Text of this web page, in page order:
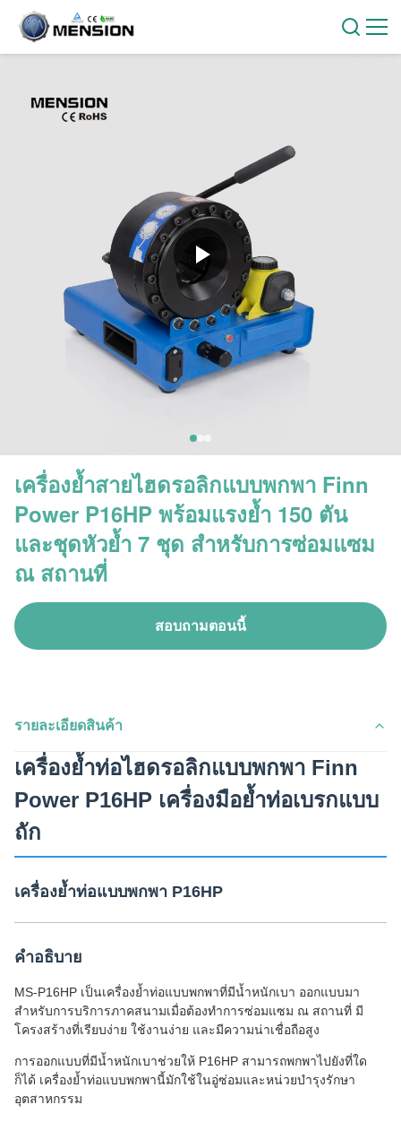
เครื่องย้ำสายไฮดรอลิกแบบพกพา Finn
Power P16HP พร้อมแรงย้ำ 150 ตัน
และชุดหัวย้ำ 7 ชุด สำหรับการซ่อมแซม
ณ สถานที่
สอบถามตอนนี้
รายละเอียดสินค้า
เครื่องย้ำท่อไฮดรอลิกแบบพกพา Finn
Power P16HP เครื่องมือย้ำท่อเบรกแบบ
ถัก
เครื่องย้ำท่อแบบพกพา P16HP
คำอธิบาย
MS-P16HP เป็นเครื่องย้ำท่อแบบพกพาที่มีน้ำหนักเบา ออกแบบมา
สำหรับการบริการภาคสนามเมื่อต้องทำการซ่อมแซม ณ สถานที่ มี
โครงสร้างที่เรียบง่าย ใช้งานง่าย และมีความน่าเชื่อถือสูง
การออกแบบที่มีน้ำหนักเบาช่วยให้ P16HP สามารถพกพาไปยังที่ใด
ก็ได้ เครื่องย้ำท่อแบบพกพานี้มักใช้ในอู่ซ่อมและหน่วยบำรุงรักษา
อุตสาหกรรม